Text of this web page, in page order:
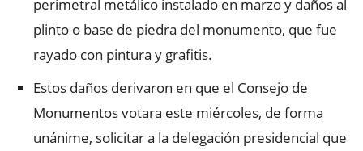
perimetral metálico instalado en marzo y daños al
plinto o base de piedra del monumento, que fue
rayado con pintura y grafitis.
Estos daños derivaron en que el Consejo de
Monumentos votara este miércoles, de forma
unánime, solicitar a la delegación presidencial que